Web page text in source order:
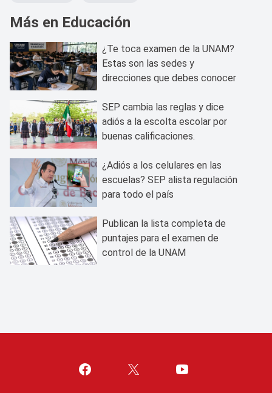
Más en Educación
¿Te toca examen de la UNAM?
Estas son las sedes y
direcciones que debes conocer
SEP cambia las reglas y dice
adiós a la escolta escolar por
buenas calificaciones.
¿Adiós a los celulares en las
escuelas? SEP alista regulación
para todo el país
Publican la lista completa de
puntajes para el examen de
control de la UNAM